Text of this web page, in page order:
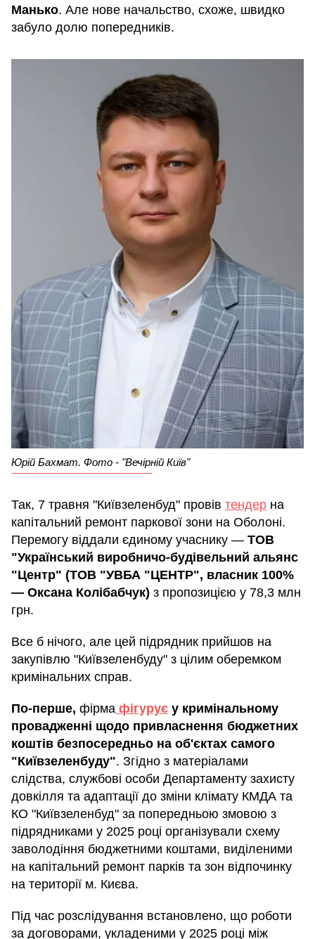
Манько. Але нове начальство, схоже, швидко
забуло долю попередників.
Юрій Бахмат. Фото - "Вечірній Київ"
Так, 7 травня "Київзеленбуд" провів тендер на
капітальний ремонт паркової зони на Оболоні.
Перемогу віддали єдиному учаснику — ТОВ
"Український виробничо-будівельний альянс
"Центр" (ТОВ "УВБА "ЦЕНТР", власник 100%
— Оксана Колібабчук) з пропозицією у 78,3 млн
грн.
Все б нічого, але цей підрядник прийшов на
закупівлю "Київзеленбуду" з цілим оберемком
кримінальних справ.
По-перше, фірма фігурує у кримінальному
провадженні щодо привласнення бюджетних
коштів безпосередньо на об'єктах самого
"Київзеленбуду". Згідно з матеріалами
слідства, службові особи Департаменту захисту
довкілля та адаптації до зміни клімату КМДА та
КО "Київзеленбуд" за попередньою змовою з
підрядниками у 2025 році організували схему
заволодіння бюджетними коштами, виділеними
на капітальний ремонт парків та зон відпочинку
на території м. Києва.
Під час розслідування встановлено, що роботи
за договорами, укладеними у 2025 році між